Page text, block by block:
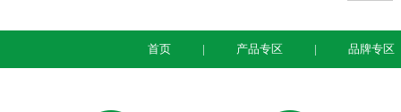
首页 | 产品专区 | 品牌专区